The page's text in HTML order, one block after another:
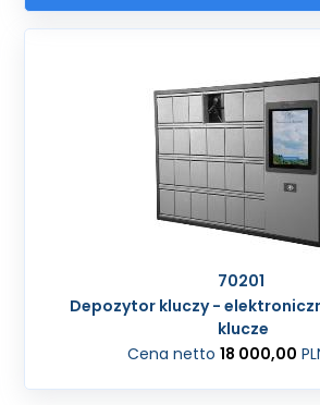
70201
Depozytor kluczy -
klucze
Cena netto18 000,00